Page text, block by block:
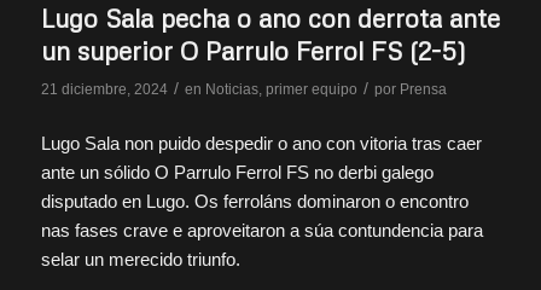
Lugo Sala pecha o ano con derrota ante
un superior O Parrulo Ferrol FS (2-5)
21 diciembre, 2024 / en Noticias, primer equipo / por Prensa
Lugo Sala non puido despedir o ano con vitoria tras caer
ante un sólido O Parrulo Ferrol FS no derbi galego
disputado en Lugo. Os ferroláns dominaron o encontro
nas fases crave e aproveitaron a súa contundencia para
selar un merecido triunfo.